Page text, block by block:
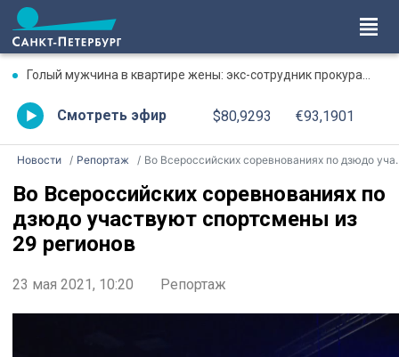
Голый мужчина в квартире жены: экс-сотрудник прокуратуры рассказал, почему совершил убийство
Смотреть эфир $80,9293 €93,1901
Новости Репортаж Во Всероссийских соревнованиях по дзюдо участвуют спортсмены из 29 регионов
Во Всероссийских соревнованиях по
дзюдо участвуют спортсмены из
29 регионов
23 мая 2021, 10:20 Репортаж